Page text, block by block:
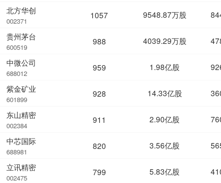
北方华创
002371
贵州茅台
600519
中微公司
688012
紫金矿业
601899
东山精密
002384
中芯国际
688981
立讯精密
002475
1057 9548.87万股
988 4039.29万股
959 1.98亿股
928 14.33亿股
911 2.90亿股
820 3.56亿股
799 5.83亿股